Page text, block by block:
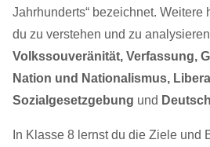
Jahrhunderts“ bezeichnet. Weitere
du zu verstehen und zu
Volkssouveränität, Verfassung,
Nation und Nationalismus,
Sozialgesetzgebung und
In Klasse 8 lernst du die Ziele und